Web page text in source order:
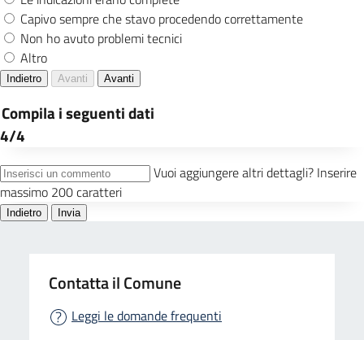
Contatta il Comune
Leggi le domande frequenti